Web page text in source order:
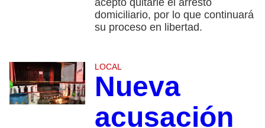
domiciliario, por lo que continuará
su proceso en libertad.
LOCAL
Nueva
acusación